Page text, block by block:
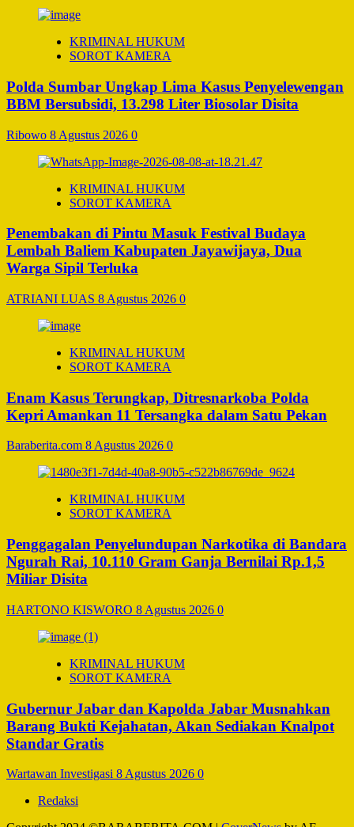
KRIMINAL HUKUM
SOROT KAMERA
Polda Sumbar Ungkap Lima Kasus Penyelewengan
BBM Bersubsidi, 13.298 Liter Biosolar Disita
Ribowo 8 Agustus 2026 0
KRIMINAL HUKUM
SOROT KAMERA
Penembakan di Pintu Masuk Festival Budaya
Lembah Baliem Kabupaten Jayawijaya, Dua
Warga Sipil Terluka
ATRIANI LUAS 8 Agustus 2026 0
KRIMINAL HUKUM
SOROT KAMERA
Enam Kasus Terungkap, Ditresnarkoba Polda
Kepri Amankan 11 Tersangka dalam Satu Pekan
Baraberita.com 8 Agustus 2026 0
KRIMINAL HUKUM
SOROT KAMERA
Penggagalan Penyelundupan Narkotika di Bandara
Ngurah Rai, 10.110 Gram Ganja Bernilai Rp.1,5
Miliar Disita
HARTONO KISWORO 8 Agustus 2026 0
KRIMINAL HUKUM
SOROT KAMERA
Gubernur Jabar dan Kapolda Jabar Musnahkan
Barang Bukti Kejahatan, Akan Sediakan Knalpot
Standar Gratis
Wartawan Investigasi 8 Agustus 2026 0
Redaksi